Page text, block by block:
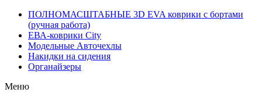
ПОЛНОМАСШТАБНЫЕ 3D EVA коврики с бортами
(ручная работа)
ЕВА-коврики City
Модельные Авточехлы
Накидки на сидения
Органайзеры
Меню